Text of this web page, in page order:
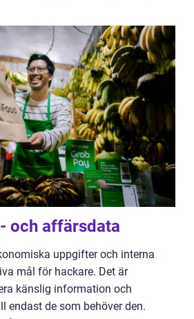
och affärsdata
uppgifter och interna
mål för hackare. Det är
känslig information och
endast de som behöver den.